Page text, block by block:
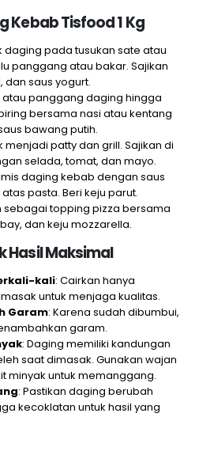
Kebab Tisfood 1 Kg
daging pada tusukan sate atau
panggang atau bakar. Sajikan
dan saus yogurt.
atau panggang daging hingga
bersama nasi atau kentang
bawang putih.
menjadi patty dan grill. Sajikan di
selada, tomat, dan mayo.
daging kebab dengan saus
pasta. Beri keju parut.
sebagai topping pizza bersama
dan keju mozzarella.
Hasil Maksimal
kali: Cairkan hanya
untuk menjaga kualitas.
Garam: Karena sudah dibumbui,
garam.
: Daging memiliki kandungan
saat dimasak. Gunakan wajan
minyak untuk memanggang.
: Pastikan daging berubah
kecoklatan untuk hasil yang